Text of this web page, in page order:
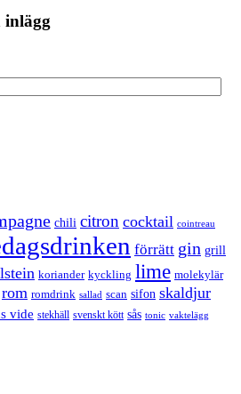
inlägg
chili citron cocktail cointreau
förrätt gin grill
koriander kyckling lime molekylär
rom romdrink sallad scan sifon skaldjur
vide stekhäll svenskt kött sås tonic vaktelägg